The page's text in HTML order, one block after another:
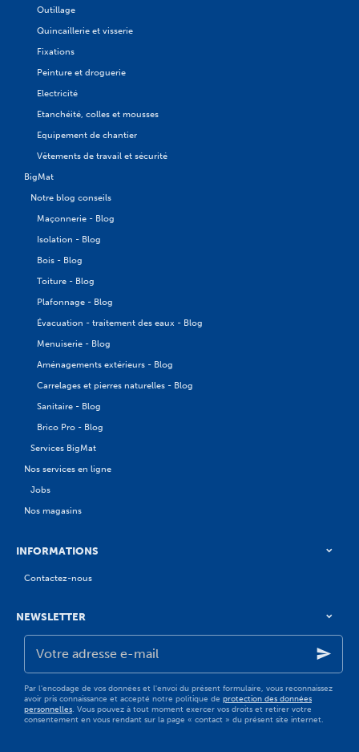
Outillage
Quincaillerie et visserie
Fixations
Peinture et droguerie
Electricité
Etanchéité, colles et mousses
Equipement de chantier
Vêtements de travail et sécurité
BigMat
Notre blog conseils
Maçonnerie - Blog
Isolation - Blog
Bois - Blog
Toiture - Blog
Plafonnage - Blog
Évacuation - traitement des eaux - Blog
Menuiserie - Blog
Aménagements extérieurs - Blog
Carrelages et pierres naturelles - Blog
Sanitaire - Blog
Brico Pro - Blog
Services BigMat
Nos services en ligne
Jobs
Nos magasins
INFORMATIONS
Contactez-nous
NEWSLETTER
Votre
adresse
Par l'encodage de vos données et l'envoi du présent formulaire, vous reconnaissez
avoir pris connaissance et accepté notre politique de protection des données
personnelles . Vous pouvez à tout moment exercer vos droits et retirer votre
consentement en vous rendant sur la page « contact » du présent site internet.